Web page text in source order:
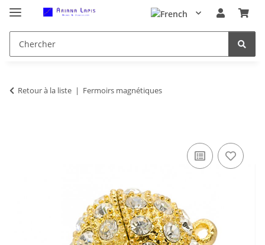
Retour à la liste Fermoirs magnétiques